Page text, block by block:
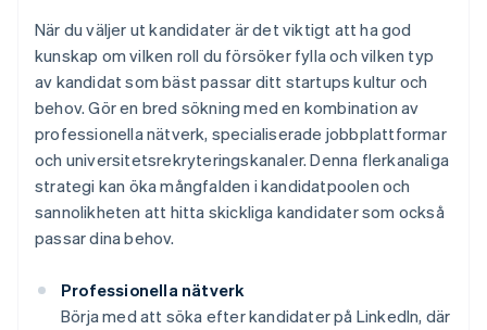
När du väljer ut kandidater är det viktigt att ha god
kunskap om vilken roll du försöker fylla och vilken typ
av kandidat som bäst passar ditt startups kultur och
behov. Gör en bred sökning med en kombination av
professionella nätverk, specialiserade jobbplattformar
och universitetsrekryteringskanaler. Denna flerkanaliga
strategi kan öka mångfalden i kandidatpoolen och
sannolikheten att hitta skickliga kandidater som också
passar dina behov.
Professionella nätverk
Börja med att söka efter kandidater på LinkedIn, där